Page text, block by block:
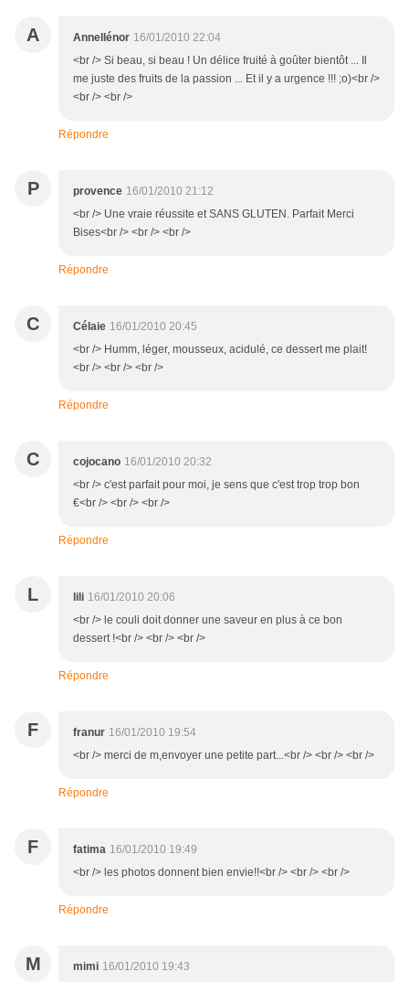
A Annellénor 16/01/2010 22:04
<br /> Si beau, si beau ! Un délice fruité à goûter bientôt ... Il
me juste des fruits de la passion ... Et il y a urgence !!! ;o)<br />
<br /> <br />
Répondre
P provence 16/01/2010 21:12
<br /> Une vraie réussite et SANS GLUTEN. Parfait Merci
Bises<br /> <br /> <br />
Répondre
C Célaie 16/01/2010 20:45
<br /> Humm, léger, mousseux, acidulé, ce dessert me plait!
<br /> <br /> <br />
Répondre
C cojocano 16/01/2010 20:32
<br /> c'est parfait pour moi, je sens que c'est trop trop bon
€<br /> <br /> <br />
Répondre
L lili 16/01/2010 20:06
<br /> le couli doit donner une saveur en plus à ce bon
dessert !<br /> <br /> <br />
Répondre
F franur 16/01/2010 19:54
<br /> merci de m,envoyer une petite part...<br /> <br /> <br />
Répondre
F fatima 16/01/2010 19:49
<br /> les photos donnent bien envie!!<br /> <br /> <br />
Répondre
M mimi 16/01/2010 19:43